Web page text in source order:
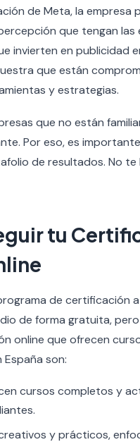
de Meta, la
que tengan
invierten en publicidad
que están
y estrategias.
que no están
Por eso, es
de resultados. No
tu
de certificación
de forma gratuita,
online que ofrecen
son:
cursos completos y
y prácticos,